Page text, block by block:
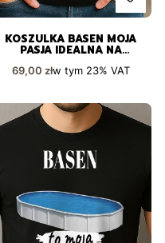
KOSZULKA BASEN MOJA
PASJA IDEALNA NA
Cena brutto
69,00 złw tym 23% VAT